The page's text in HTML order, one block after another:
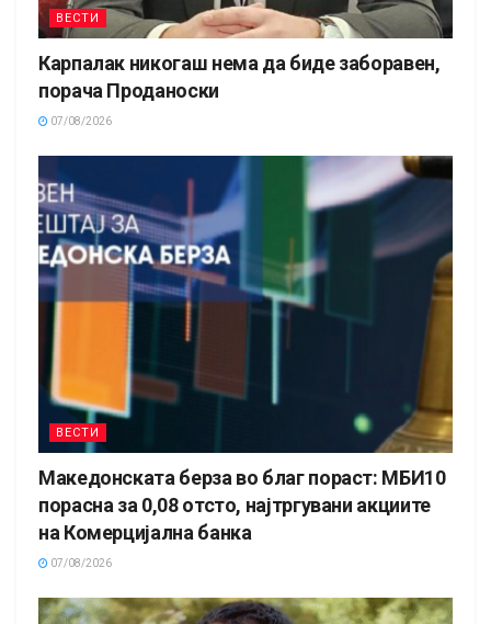
ВЕСТИ
Карпалак никогаш нема да биде заборавен,
порача Проданоски
07/08/2026
ВЕСТИ
Македонската берза во благ пораст: МБИ10
порасна за 0,08 отсто, најтргувани акциите
на Комерцијална банка
07/08/2026